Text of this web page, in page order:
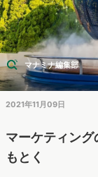
マナミナ編集部
2021年11月09日
マーケティン
もとく